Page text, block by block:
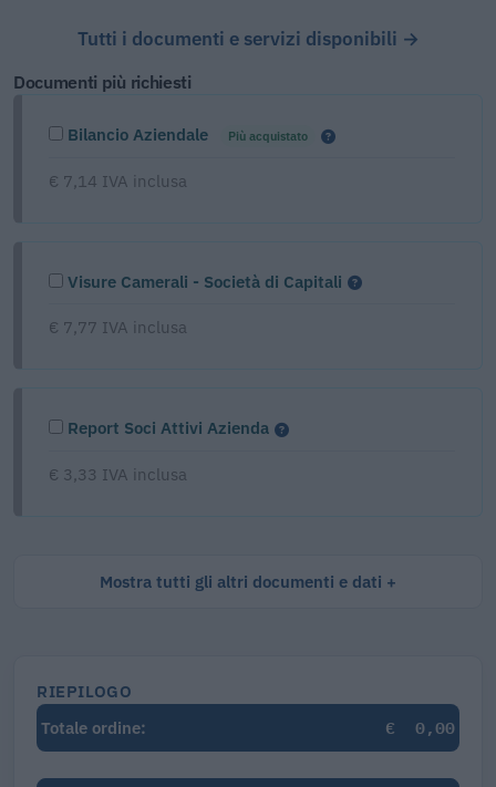
Tutti i documenti e servizi disponibili →
Documenti più richiesti
Bilancio Aziendale Più acquistato
€ 7,14 IVA inclusa
Visure Camerali - Società di Capitali
€ 7,77 IVA inclusa
Report Soci Attivi Azienda
€ 3,33 IVA inclusa
Mostra tutti gli altri documenti e dati
RIEPILOGO
Totale ordine:
€ 0,00